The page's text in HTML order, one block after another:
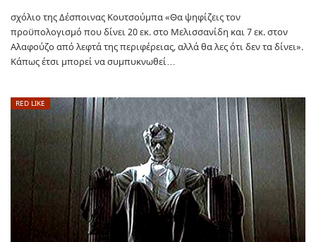
σχόλιο της Δέσποινας Κουτσούμπα «Θα ψηφίζεις τον
προϋπολογισμό που δίνει 20 εκ. στο Μελισσανίδη και 7 εκ. στον
Αλαφούζο από λεφτά της περιφέρειας, αλλά θα λες ότι δεν τα δίνει».
Κάπως έτσι μπορεί να συμπυκνωθεί…
RED LIKE